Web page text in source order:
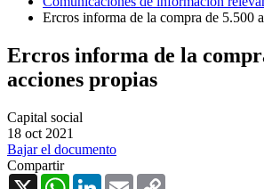
Ercros informa de la compra de 5.500
Ercros informa de la
acciones propias
Capital social
18 oct 2021
Bajar el documento
Compartir
X
WhatsAppLinkedInEmail